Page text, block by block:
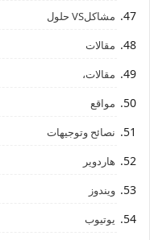
مشاكلVS حلول
مقالات
مقالات،
مواقع
نصائح وتوجيهات
هاردوير
ويندوز
يوتيوب